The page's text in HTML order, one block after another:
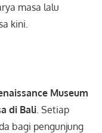
masa lalu
kini.
Museum
di Bali. Setiap
bagi pengunjung